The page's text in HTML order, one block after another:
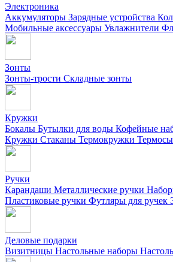
Электроника
Аккумуляторы Зарядные устройства
Мобильные аксессуары Увлажнители
Зонты
Зонты-трости Складные зонты
Кружки
Бокалы Бутылки для воды Кофейные
Кружки Стаканы Термокружки Термосы
Ручки
Карандаши Металлические ручки
Пластиковые ручки Футляры для ручек
Деловые подарки
Визитницы Настольные наборы